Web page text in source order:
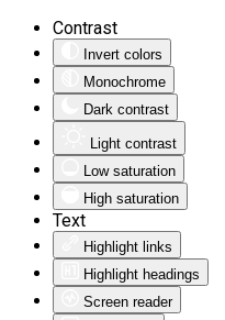
Contrast
Invert colors
Monochrome
Dark contrast
Light contrast
Low saturation
High saturation
Text
Highlight links
Highlight headings
Screen reader